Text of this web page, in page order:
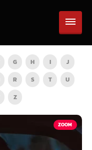
G H I
J
R S T
U
Z